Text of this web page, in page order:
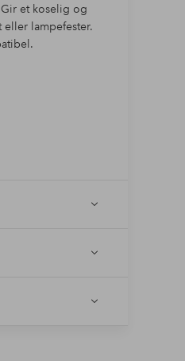
et koselig og
lampefester.